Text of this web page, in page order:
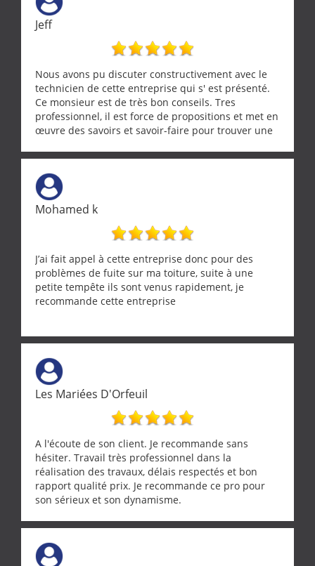
Jeff
Nous avons pu discuter constructivement avec le
technicien de cette entreprise qui s' est présenté.
Ce monsieur est de très bon conseils. Tres
professionnel, il est force de propositions et met en
œuvre des savoirs et savoir-faire pour trouver une
demande de l écoute et de la considération, ce qui
ne se trouve que chez les pationnés de leur métier.
Merci a ce monsieur pour sa disponibilité
Mohamed k
J’ai fait appel à cette entreprise donc pour des
problèmes de fuite sur ma toiture, suite à une
petite tempête ils sont venus rapidement, je
recommande cette entreprise
Les Mariées D'Orfeuil
A l'écoute de son client. Je recommande sans
hésiter. Travail très professionnel dans la
réalisation des travaux, délais respectés et bon
rapport qualité prix. Je recommande ce pro pour
son sérieux et son dynamisme.